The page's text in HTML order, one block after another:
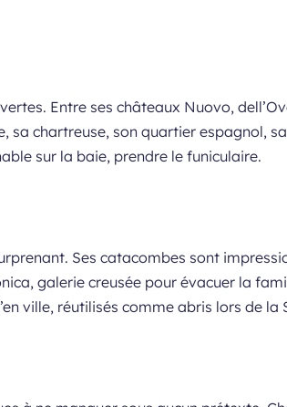
Entre ses châteaux Nuovo,
sa chartreuse, son quartier espagnol,
sur la baie, prendre le funiculaire.
Ses catacombes sont
galerie creusée pour évacuer la
ville, réutilisés comme abris lors de la